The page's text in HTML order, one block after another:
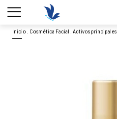
Envío gratisa partir 40€*
menu
Inicio Cosmética Facial .Activos principales